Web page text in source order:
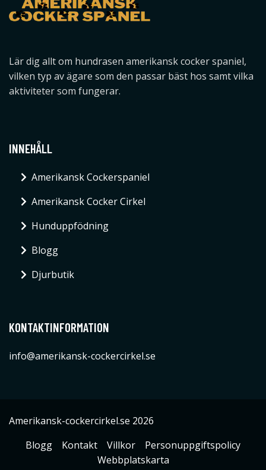
Lär dig allt om hundrasen amerikansk cocker spaniel,
vilken typ av ägare som den passar bäst hos samt vilka
aktiviteter som fungerar.
INNEHÅLL
Amerikansk Cockerspaniel
Amerikansk Cocker Cirkel
Hunduppfödning
Blogg
Djurbutik
KONTAKTINFORMATION
info@amerikansk-cockercirkel.se
Amerikansk-cockercirkel.se 2026
Blogg
Kontakt Villkor
Personuppgiftspolicy
Webbplatskarta